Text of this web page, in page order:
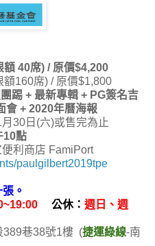
額 40席) / 原價$4,200
額160席) / 原價$1,800
踢 + 最新專輯 + PG簽名吉
會 + 2020年曆海報
30日(六)或售完為止
10點
利商店 FamiPort
paulgilbert2019tpe
。
公休： 週日、週
389巷38號1樓 (捷運綠線-南